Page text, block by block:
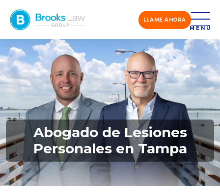
LLAME AHORA
MENÚ
Abogado de Lesiones
Personales en Tampa